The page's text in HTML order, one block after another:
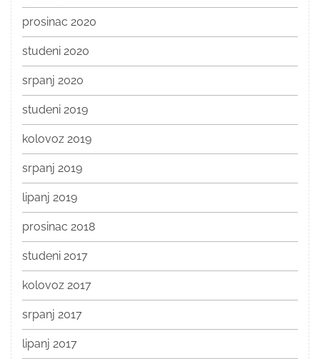
prosinac 2020
studeni 2020
srpanj 2020
studeni 2019
kolovoz 2019
srpanj 2019
lipanj 2019
prosinac 2018
studeni 2017
kolovoz 2017
srpanj 2017
lipanj 2017